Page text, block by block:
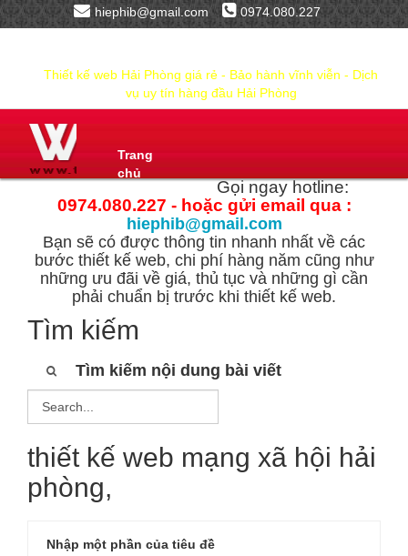
hiephib@gmail.com 0974.080.227
Thiết kế web Hải Phòng giá rẻ - Bảo hành vĩnh viễn - Dịch
vụ uy tín hàng đầu Hải Phòng
Trang
chủ
Gọi ngay hotline:
0974.080.227 - hoặc gửi email qua :
hiephib@gmail.com
Bạn sẽ có được thông tin nhanh nhất về các
bước thiết kế web, chi phí hàng năm cũng như
những ưu đãi về giá, thủ tục và những gì cần
phải chuẩn bị trước khi thiết kế web.
Tìm kiếm
Tìm kiếm nội dung bài viết
thiết kế web mạng xã hội hải
phòng,
Nhập một phần của tiêu đề